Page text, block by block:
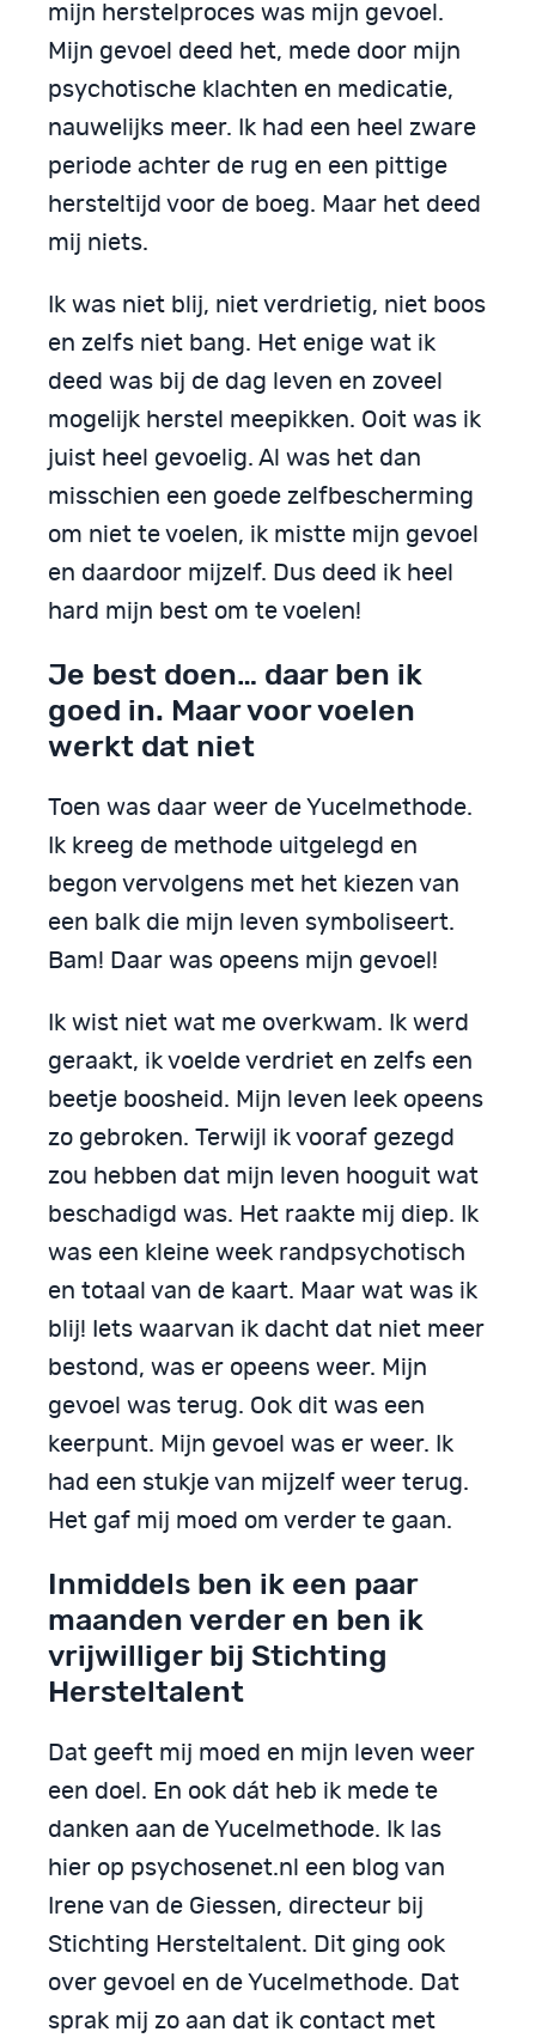
mijn herstelproces was mijn gevoel.
Mijn gevoel deed het, mede door mijn
psychotische klachten en medicatie,
nauwelijks meer. Ik had een heel zware
periode achter de rug en een pittige
hersteltijd voor de boeg. Maar het deed
mij niets.
Ik was niet blij, niet verdrietig, niet boos
en zelfs niet bang. Het enige wat ik
deed was bij de dag leven en zoveel
mogelijk herstel meepikken. Ooit was ik
juist heel gevoelig. Al was het dan
misschien een goede zelfbescherming
om niet te voelen, ik mistte mijn gevoel
en daardoor mijzelf. Dus deed ik heel
hard mijn best om te voelen!
Je best doen… daar ben ik
goed in. Maar voor voelen
werkt dat niet
Toen was daar weer de Yucelmethode.
Ik kreeg de methode uitgelegd en
begon vervolgens met het kiezen van
een balk die mijn leven symboliseert.
Bam! Daar was opeens mijn gevoel!
Ik wist niet wat me overkwam. Ik werd
geraakt, ik voelde verdriet en zelfs een
beetje boosheid. Mijn leven leek opeens
zo gebroken. Terwijl ik vooraf gezegd
zou hebben dat mijn leven hooguit wat
beschadigd was. Het raakte mij diep. Ik
was een kleine week randpsychotisch
en totaal van de kaart. Maar wat was ik
blij! Iets waarvan ik dacht dat niet meer
bestond, was er opeens weer. Mijn
gevoel was terug. Ook dit was een
keerpunt. Mijn gevoel was er weer. Ik
had een stukje van mijzelf weer terug.
Het gaf mij moed om verder te gaan.
Inmiddels ben ik een paar
maanden verder en ben ik
vrijwilliger bij Stichting
Hersteltalent
Dat geeft mij moed en mijn leven weer
een doel. En ook dát heb ik mede te
danken aan de Yucelmethode. Ik las
hier op psychosenet.nl een blog van
Irene van de Giessen, directeur bij
Stichting Hersteltalent. Dit ging ook
over gevoel en de Yucelmethode. Dat
sprak mij zo aan dat ik contact met